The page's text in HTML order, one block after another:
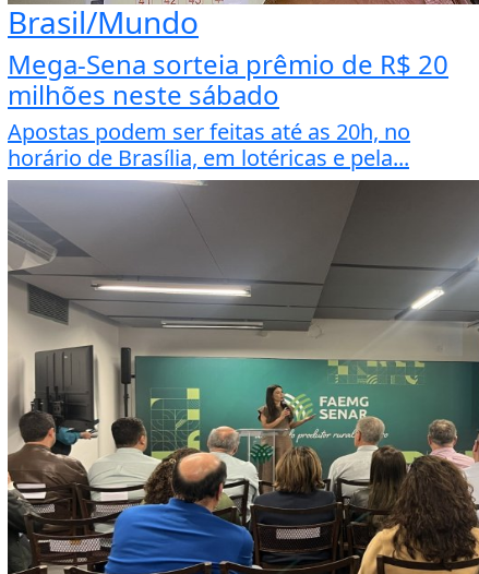
Brasil/Mundo
Mega-Sena sorteia prêmio de R$ 20
milhões neste sábado
Apostas podem ser feitas até as 20h, no
horário de Brasília, em lotéricas e pela...